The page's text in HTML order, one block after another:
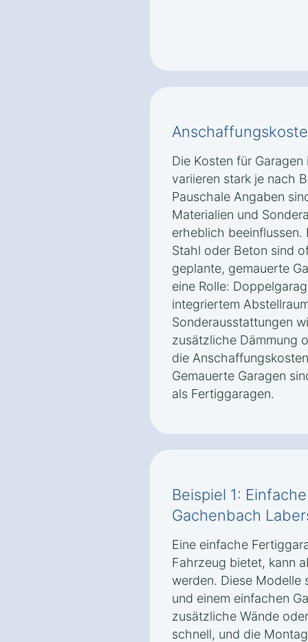
Die Kosten für
variieren stark je nach
Pauschale Angaben
Materialien und
erheblich beeinflussen.
Stahl oder Beton sind
geplante, gemauerte
eine Rolle:
integriertem
Sonderausstattungen
zusätzliche Dämmung
die
Gemauerte Garagen
als Fertiggaragen.
Beispiel 1:
Gachenbach
Eine einfache
Fahrzeug bietet, kann
werden. Diese Modelle
und einem einfachen
zusätzliche Wände
schnell, und die